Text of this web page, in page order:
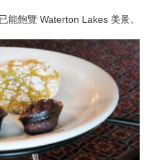
能飽覽 Waterton Lakes 美㬌。